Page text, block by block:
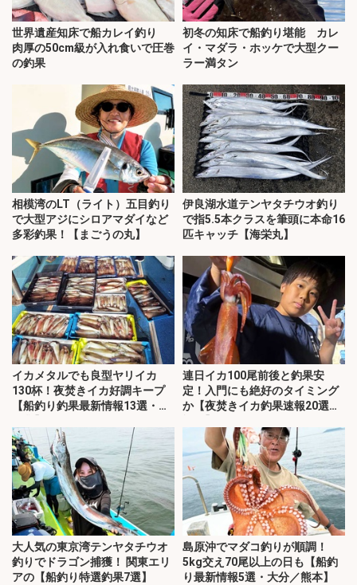
世界遺産知床で船カレイ釣り
肉厚の50cm級が入れ食いで圧巻
の釣果
初冬の知床で船釣り堪能 カレ
イ・マダラ・ホッケで大型クー
ラー満タン
相模湾のLT（ライト）五目釣り
で大型アジにシロアマダイなど
多彩釣果！【まごうの丸】
伊良湖水道テンヤタチウオ釣り
で指5.5本クラスを筆頭に本命16
匹キャッチ【海栄丸】
イカメタルでも良型ヤリイカ
130杯！夜焚きイカ好調キープ
【船釣り釣果最新情報13選・玄
連日イカ100尾前後と釣果安
定！入門にも絶好のタイミング
か【夜焚きイカ釣果速報20選・
大人気の東京湾テンヤタチウオ
釣りでドラゴン捕獲！ 関東エリ
アの【船釣り特選釣果7選】
島原沖でマダコ釣りが順調！
5kg交え70尾以上の日も【船釣
り最新情報5選・大分／熊本】